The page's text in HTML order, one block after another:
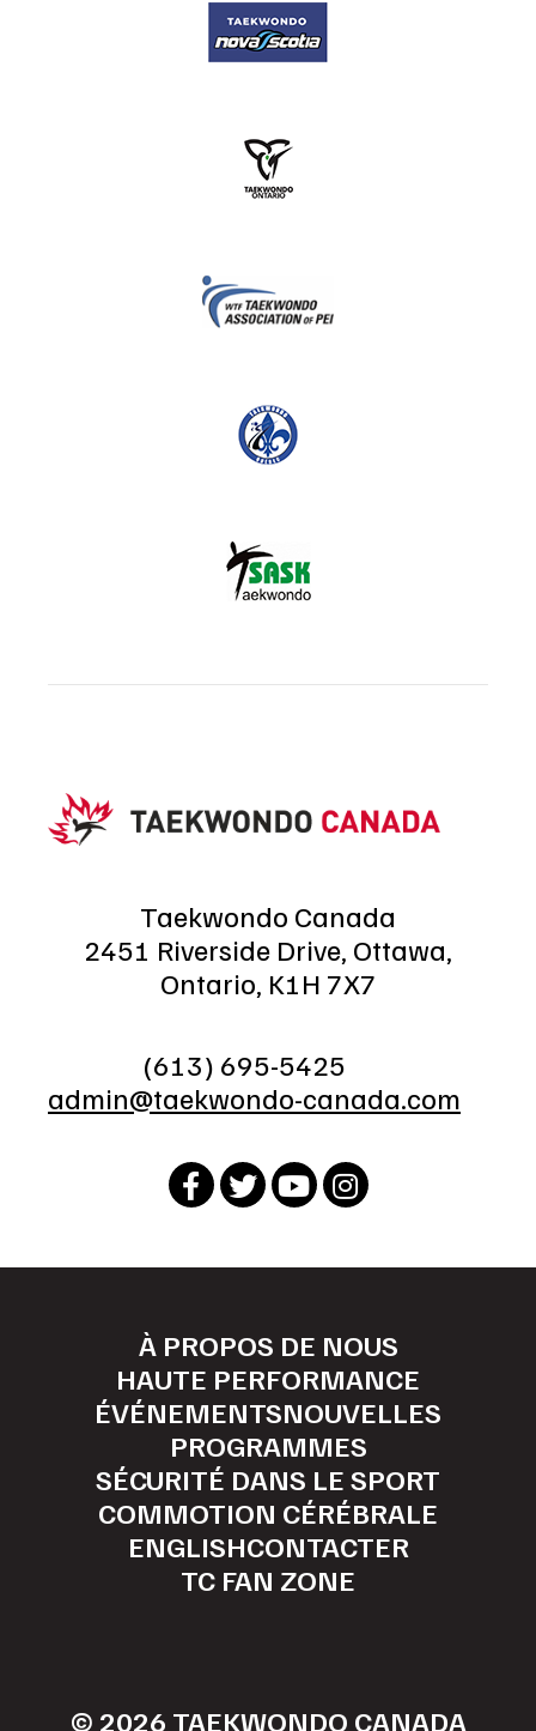
Taekwondo Canada
2451 Riverside Drive, Ottawa,
Ontario, K1H 7X7
(613) 695-5425
admin@taekwondo-canada.com
À PROPOS DE NOUS
HAUTE PERFORMANCE
ÉVÉNEMENTSNOUVELLES
PROGRAMMES
SÉCURITÉ DANS LE SPORT
COMMOTION CÉRÉBRALE
ENGLISHCONTACTER
TC FAN ZONE
© 2026 TAEKWONDO CANADA